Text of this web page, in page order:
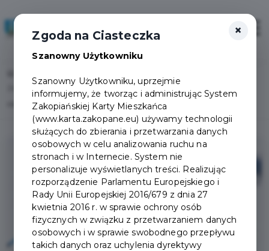
Zmiana terminu Wielkiego Finału Pucharu Zakopanego w narciarstwie
alpejskim
×
Zgoda na Ciasteczka
Szanowny Użytkowniku
Szanowny Użytkowniku, uprzejmie
informujemy, że tworząc i administrując System
Zakopiańskiej Karty Mieszkańca
(www.karta.zakopane.eu) używamy technologii
służących do zbierania i przetwarzania danych
osobowych w celu analizowania ruchu na
stronach i w Internecie. System nie
personalizuje wyświetlanych treści. Realizując
rozporządzenie Parlamentu Europejskiego i
Rady Unii Europejskiej 2016/679 z dnia 27
kwietnia 2016 r. w sprawie ochrony osób
fizycznych w związku z przetwarzaniem danych
osobowych i w sprawie swobodnego przepływu
takich danych oraz uchylenia dyrektywy